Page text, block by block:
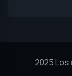
2025